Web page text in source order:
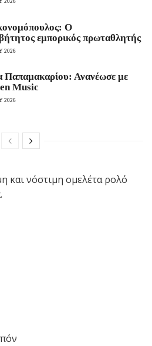
2026
Ο
εμπορικός πρωταθλητής
2026
Παπαμακαρίου: Ανανέωσε με
Music
2026
και νόστιμη ομελέτα ρολό